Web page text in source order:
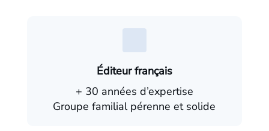
Éditeur français
+ 30 années d’expertise
Groupe familial pérenne et solide